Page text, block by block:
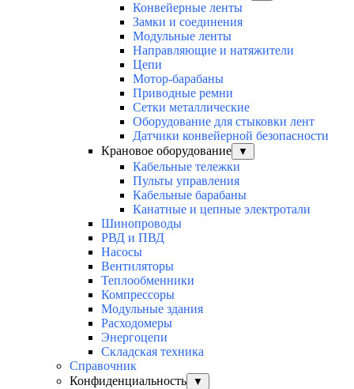
Конвейерные ленты
Замки и соединения
Модульные ленты
Направляющие и натяжители
Цепи
Мотор-барабаны
Приводные ремни
Сетки металлические
Оборудование для стыковки лент
Датчики конвейерной безопасности
Крановое оборудование
▼
Кабельные тележки
Пульты управления
Кабельные барабаны
Канатные и цепные электротали
Шинопроводы
РВД и ПВД
Насосы
Вентиляторы
Теплообменники
Компрессоры
Модульные здания
Расходомеры
Энергоцепи
Складская техника
Справочник
Конфиденциальность
▼